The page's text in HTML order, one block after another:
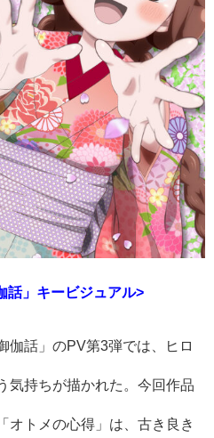
話」キービジュアル>
話」のPV第3弾では、ヒロ
気持ちが描かれた。今回作品
オトメの心得」は、古き良き